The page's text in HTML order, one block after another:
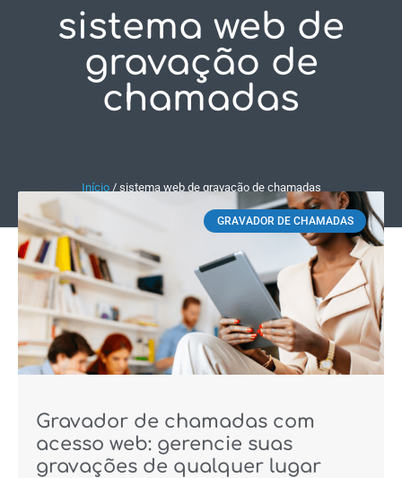
Fale Conosco
sistema web de
gravação de
chamadas
Início/ sistema web de gravação de chamadas
GRAVADOR DE CHAMADAS
Gravador de chamadas com
acesso web: gerencie suas
gravações de qualquer lugar